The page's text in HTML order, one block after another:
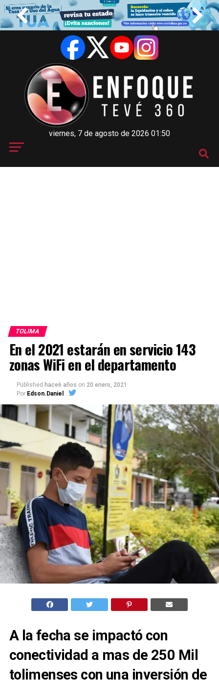
viernes, 7 de agosto de 2026 01:50
TOLIMA
En el 2021 estarán en servicio 143
zonas WiFi en el departamento
Published hace6 años on 20 enero, 2021
Por Edson.Daniel
A la fecha se impactó con
conectividad a mas de 250 Mil
tolimenses con una inversión de